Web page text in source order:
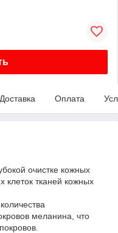
Доставка Оплата
очистке кожных
клеток тканей кожных
меланина, что